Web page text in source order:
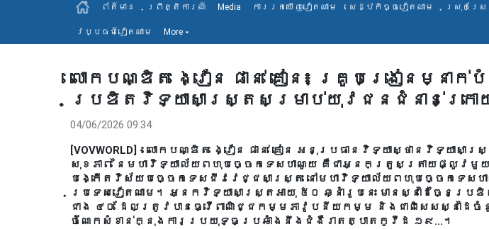
ព័ត៍មាន ព្រឹត្តិការណ៍ Media ការរកឃើញវៀតណាម សេដ្ឋកិច្ចវៀតណាម ស្រុកស្រែ
វប្បធម៍វៀតណាម More ▾
លោកបណ្ឌិត ង្វៀន ផាន់ គៀន៖ គ្រូបង្រៀនម្នាក់
ប្រឌិតវិទ្យាសាស្ត្រសម្រាប់យុវជនជំនាន់ក្រោ
04/06/2026 09:34
[VOVWORLD] - លោកបណ្ឌិត ង្វៀន ផាន់ គៀន អនុប្រធានវិទ្យាស្ថានវិទ្យាស
សុខភាព នៃមហាវិទ្យាល័យពហុបច្ចេកទេសហាណូយ គឺជាអ្នកត្រួសត្រាយផ្លូវមួ
បង្កើតវិស័យបច្ចេកទេសជីវវេជ្ជសាស្ត្រ នៅមហាវិទ្យាល័យពហុបច្ចេកទេសហ
ប្រទេសវៀតណាម។ អ្នកវិទ្យាសាស្ត្រអាយុ ៥០ ឆ្នាំរូបនេះ មានស្នាដៃច្នៃប្រ
ជាង ៤០ ដែលត្រូវបានធ្វើពាណិជ្ជកម្មភាវូបនីយកម្ម និងជាពិសេសស្នាដៃចំ
ចំណែកសំខាន់ក្នុងការប្រយុទ្ធប្រឆាំងនឹងជំងឺរាតត្បាតកូវីដ ១៩...។